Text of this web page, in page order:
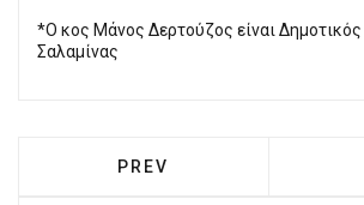
*Ο κος Μάνος Δερτούζος είναι
Σαλαμίνας
PREVIOUS ARTICLE:
PREV